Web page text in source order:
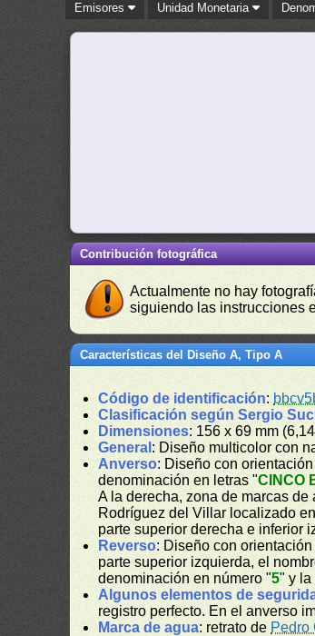
Emisores Unidad Monetaria
Contribución fotográfica
Actualmente no hay
siguiendo las instrucciones
Características del Diseño A, Tipo A
Código de identificación:
Clasificación según Sergio
Dimensiones: 156 x 69 mm
General : Diseño multicolor con
Anverso: Diseño con
denominación en letras "CINCO
A la derecha, zona de marcas
Rodríguez del Villar localizado
parte superior derecha e inferior
Reverso: Diseño con
parte superior izquierda, el
denominación en número "5" y la
Algunos elementos de
registro perfecto. En el anverso
Marca de agua: retrato de Pedro